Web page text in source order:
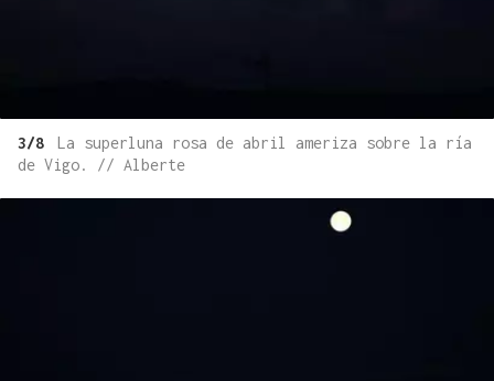
3/8
La superluna rosa de abril ameriza sobre la ría
de Vigo. // Alberte